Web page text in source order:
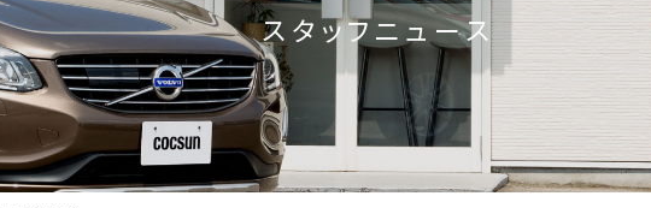
の基準 お車の保証 納車前の整備
シックカー整備 ボルボ故障事例集 買取査定
わせ 車検のお問い合わせ
修理・点検・
メンテナンスの
お問い合わせ
整備の
買取のお問い合わせ
注文販売の
お問い合わせ
スタッフニュース